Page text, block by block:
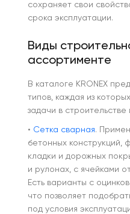
сохраняет свои
срока эксплуатации.
Виды
ассортименте
В каталоге KRONEX
типов, каждая из
задачи в строительстве
• Сетка сварная.
бетонных конструкций,
кладки и дорожных
и рулонах, с ячейками
Есть варианты с
что позволяет
под условия